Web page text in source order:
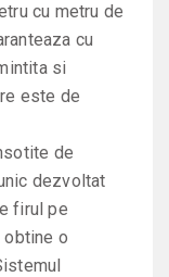
cu metru de
cu
si
este de
de
dezvoltat
firul pe
obtine o